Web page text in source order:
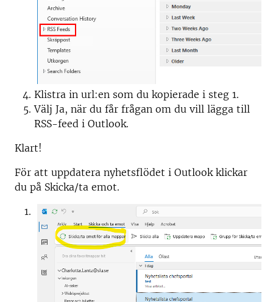
Klistra in url:en som du kopierade i steg 1.
Välj Ja, när du får frågan om du vill lägga till
RSS-feed i Outlook.
Klart!
För att uppdatera nyhetsflödet i Outlook klickar
du på Skicka/ta emot.